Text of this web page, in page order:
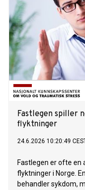
Fastlegen spiller
flyktninger
24.6.2026 10:20:49
Fastlegen er ofte en
flyktninger i Norge.
behandler sykdom,